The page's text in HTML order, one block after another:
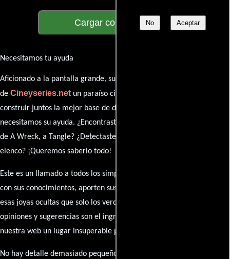
No Aceptar
Cargar comentarios
Necesitamos tu ayuda
Aficionado a la pantalla grande, su participación es clave para hacer
de Cineyseries.netun paraíso cinéfilo completo. Queremos
construir juntos la mejor base de datos cinematográfica, pero
necesitamos su ayuda. ¿Encontraste algún dato faltante en la ficha
de A Wreck, a Tangle? ¿Detectaste algún error en la sinopsis o el
elenco? ¡Queremos saberlo todo!
Este es un llamado a todos los simpatizantes del cine: contribuyan
con sus conocimientos, aporten sus descubrimientos y compartan
esas joyas ocultas que solo los verdaderos fanáticos conocen. Sus
opiniones y sugerencias son el ingrediente secreto que hará de
nuestra web un lugar insuperable para los amantes del celuloide.
No hay detalle demasiado pequeño ni opinión insignificante. ¿Algún